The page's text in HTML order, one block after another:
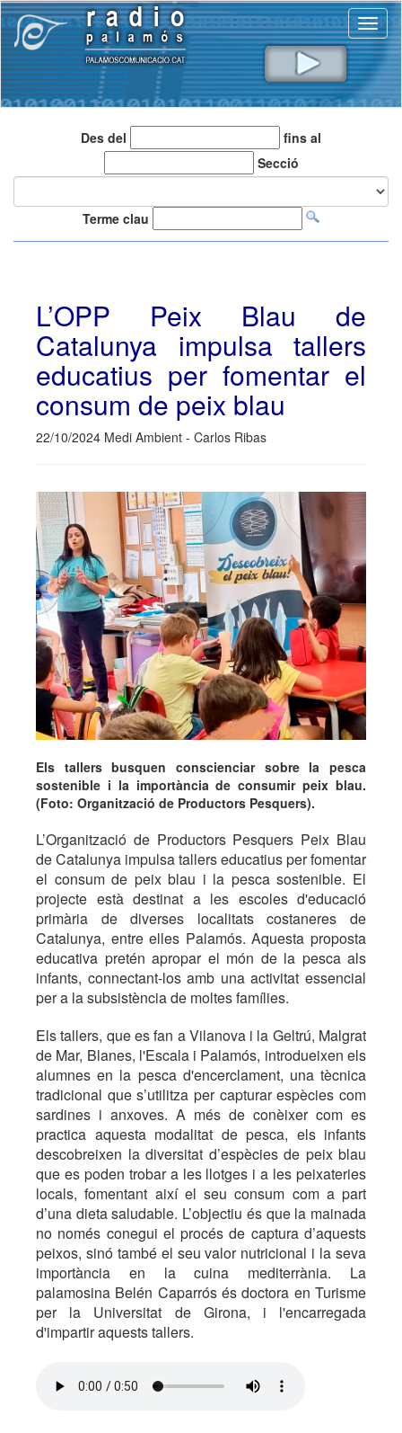
Des del
fins al
Secció
Terme clau
L’OPP Peix Blau de
Catalunya impulsa tallers
educatius per fomentar el
consum de peix blau
22/10/2024 Medi Ambient - Carlos Ribas
Els tallers busquen conscienciar sobre la pesca
sostenible i la importància de consumir peix blau.
(Foto: Organització de Productors Pesquers).
L’Organització de Productors Pesquers Peix Blau
de Catalunya impulsa tallers educatius per fomentar
el consum de peix blau i la pesca sostenible. El
projecte està destinat a les escoles d'educació
primària de diverses localitats costaneres de
Catalunya, entre elles Palamós. Aquesta proposta
educativa pretén apropar el món de la pesca als
infants, connectant-los amb una activitat essencial
per a la subsistència de moltes famílies.
Els tallers, que es fan a Vilanova i la Geltrú, Malgrat
de Mar, Blanes, l'Escala i Palamós, introdueixen els
alumnes en la pesca d'encerclament, una tècnica
tradicional que s’utilitza per capturar espècies com
sardines i anxoves. A més de conèixer com es
practica aquesta modalitat de pesca, els infants
descobreixen la diversitat d’espècies de peix blau
que es poden trobar a les llotges i a les peixateries
locals, fomentant així el seu consum com a part
d’una dieta saludable. L’objectiu és que la mainada
no només conegui el procés de captura d’aquests
peixos, sinó també el seu valor nutricional i la seva
importància en la cuina mediterrània. La
palamosina Belén Caparrós és doctora en Turisme
per la Universitat de Girona, i l'encarregada
d'impartir aquests tallers.